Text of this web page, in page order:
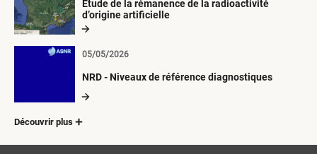
Etude de la rémanence de la radioactivité
d’origine artificielle
NRD - Niveaux de référence diagnostiques
05/05/2026
Découvrir plus